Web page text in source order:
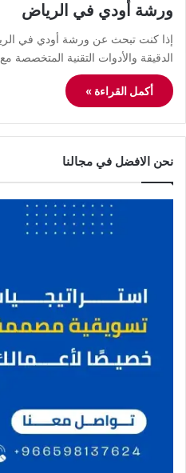
ورشة أودي في الرياض
​إذا كنت تبحث عن ورشة أودي في
الدقيقة والأدوات التقنية المتخصصة
أكمل القراءة »
نحن الافضل في مجالنا